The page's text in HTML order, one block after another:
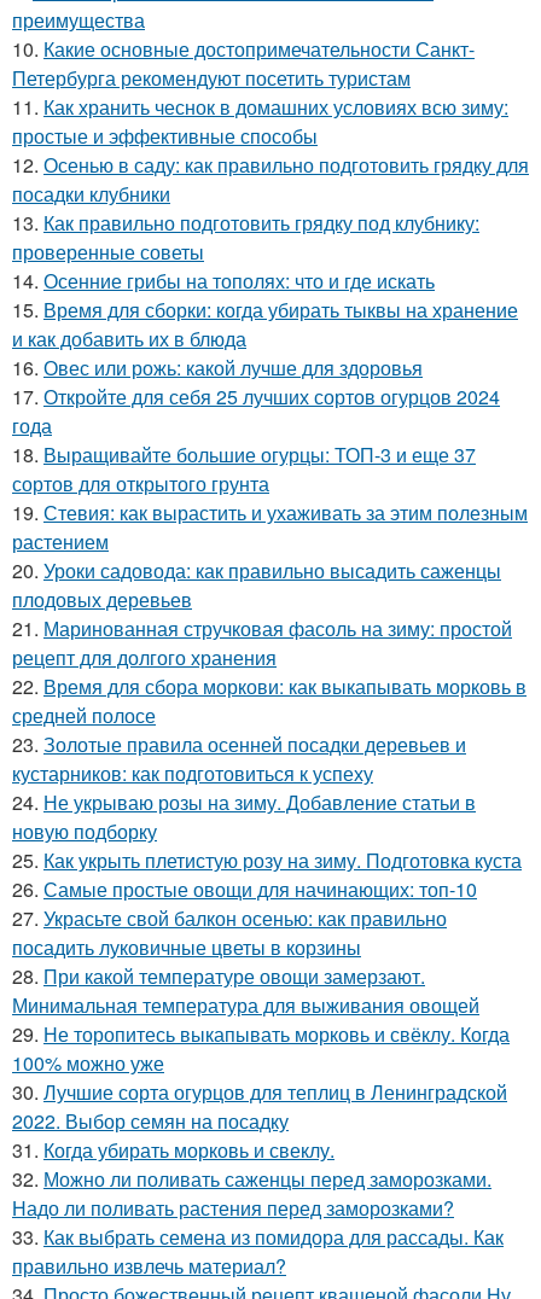
преимущества
10. Какие основные достопримечательности Санкт-
Петербурга рекомендуют посетить туристам
11. Как хранить чеснок в домашних условиях всю зиму:
простые и эффективные способы
12. Осенью в саду: как правильно подготовить грядку для
посадки клубники
13. Как правильно подготовить грядку под клубнику:
проверенные советы
14. Осенние грибы на тополях: что и где искать
15. Время для сборки: когда убирать тыквы на хранение
и как добавить их в блюда
16. Овес или рожь: какой лучше для здоровья
17. Откройте для себя 25 лучших сортов огурцов 2024
года
18. Выращивайте большие огурцы: ТОП-3 и еще 37
сортов для открытого грунта
19. Стевия: как вырастить и ухаживать за этим полезным
растением
20. Уроки садовода: как правильно высадить саженцы
плодовых деревьев
21. Маринованная стручковая фасоль на зиму: простой
рецепт для долгого хранения
22. Время для сбора моркови: как выкапывать морковь в
средней полосе
23. Золотые правила осенней посадки деревьев и
кустарников: как подготовиться к успеху
24. Не укрываю розы на зиму. Добавление статьи в
новую подборку
25. Как укрыть плетистую розу на зиму. Подготовка куста
26. Самые простые овощи для начинающих: топ-10
27. Украсьте свой балкон осенью: как правильно
посадить луковичные цветы в корзины
28. При какой температуре овощи замерзают.
Минимальная температура для выживания овощей
29. Не торопитесь выкапывать морковь и свёклу. Когда
100% можно уже
30. Лучшие сорта огурцов для теплиц в Ленинградской
2022. Выбор семян на посадку
31. Когда убирать морковь и свеклу.
32. Можно ли поливать саженцы перед заморозками.
Надо ли поливать растения перед заморозками?
33. Как выбрать семена из помидора для рассады. Как
правильно извлечь материал?